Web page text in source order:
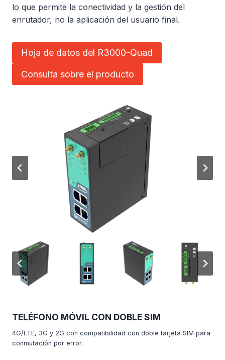
lo que permite la conectividad y la gestión del
enrutador, no la aplicación del usuario final.
Hoja de datos del R3000-Quad
Consulta sobre el producto
TELÉFONO MÓVIL CON DOBLE SIM
4G/LTE, 3G y 2G con compatibilidad con doble tarjeta SIM para
conmutación por error.